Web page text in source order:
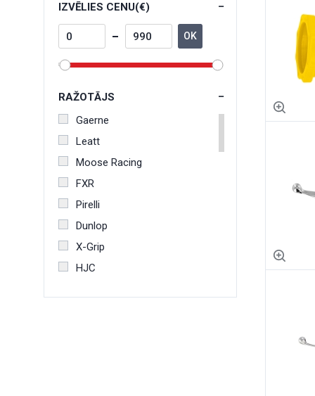
IZVĒLIES CENU(€)
OK
RAŽOTĀJS
Gaerne
Leatt
Moose Racing
FXR
Pirelli
Dunlop
X-Grip
HJC